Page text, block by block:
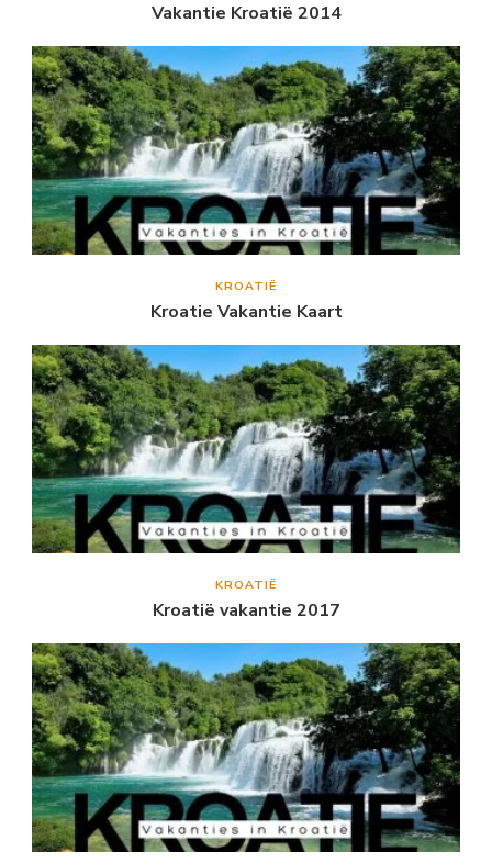
Vakantie Kroatië 2014
KROATIË
Kroatie Vakantie Kaart
KROATIË
Kroatië vakantie 2017